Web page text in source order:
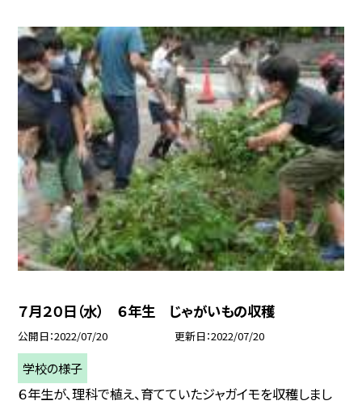
７月２０日（水） ６年生 じゃがいもの収穫
公開日 2022/07/20 更新日 2022/07/20
学校の様子
６年生が、理科で植え、育てていたジャガイモを収穫しまし